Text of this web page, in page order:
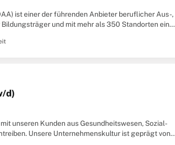
ist einer der führenden Anbieter beruflicher Aus-,
und mit mehr als 350 Standorten eines
d)
unseren Kunden aus Gesundheitswesen, Sozial-
Unsere Unternehmenskultur ist geprägt von